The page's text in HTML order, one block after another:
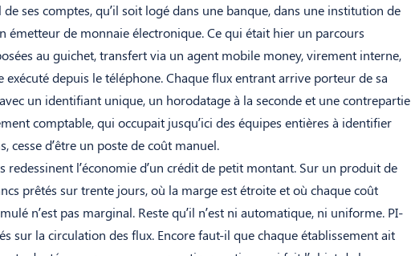
ses comptes, qu’il soit logé dans une banque, dans une institution de
émetteur de monnaie électronique. Ce qui était hier un parcours
au guichet, transfert via un agent mobile money, virement interne,
exécuté depuis le téléphone. Chaque flux entrant arrive porteur de sa
un identifiant unique, un horodatage à la seconde et une contrepartie
comptable, qui occupait jusqu’ici des équipes entières à identifier
cesse d’être un poste de coût manuel.
redessinent l’économie d’un crédit de petit montant. Sur un produit de
prêtés sur trente jours, où la marge est étroite et où chaque coût
n’est pas marginal. Reste qu’il n’est ni automatique, ni uniforme. PI-
sur la circulation des flux. Encore faut-il que chaque établissement ait